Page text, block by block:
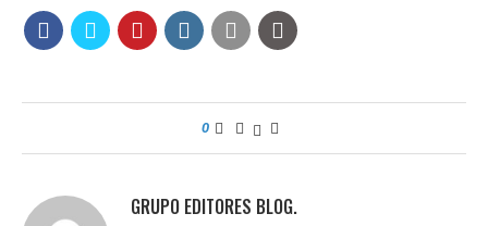
0
GRUPO EDITORES BLOG.